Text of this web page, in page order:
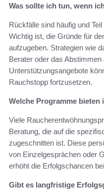
Was sollte ich tun, wenn
Rückfälle sind häufig und
Wichtig ist, die Gründe für
aufzugeben. Strategien wie
Berater oder das Abstimmen
Unterstützungsangebote
Rauchstopp fortzusetzen.
Welche Programme
Viele
Beratung, die auf die
zugeschnitten ist. Diese
von Einzelgesprächen oder
erhöht die Erfolgschancen
Gibt es langfristige